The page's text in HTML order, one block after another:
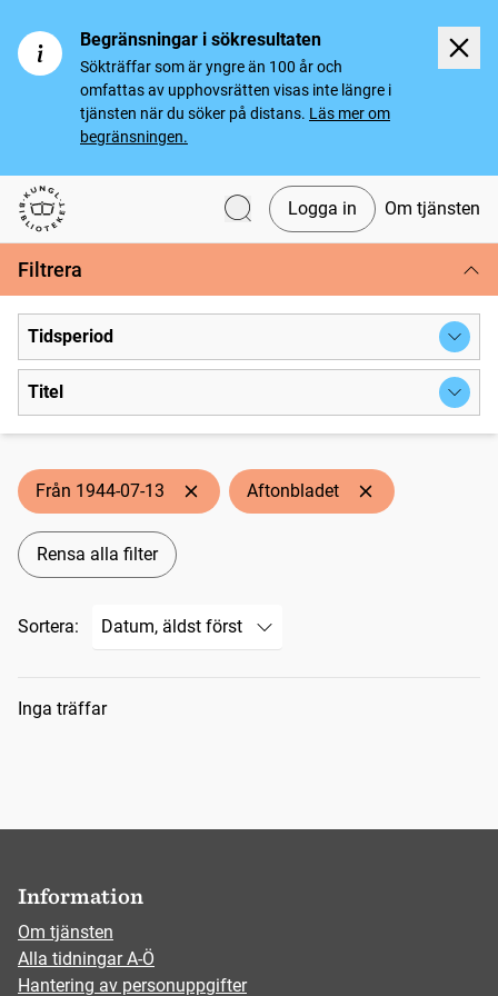
Begränsningar i sökresultaten
Sökträffar som är yngre än 100 år och
omfattas av upphovsrätten visas inte längre i
tjänsten när du söker på distans. Läs mer om
begränsningen.
Svenska tidningar
Logga in Om tjänsten
Filtrera
Tidsperiod
Titel
Från 1944-07-13 Aftonbladet
Rensa alla filter
Sortera:
Sökresultat
Inga träffar
Information
Om tjänsten
Alla tidningar A-Ö
Hantering av personuppgifter